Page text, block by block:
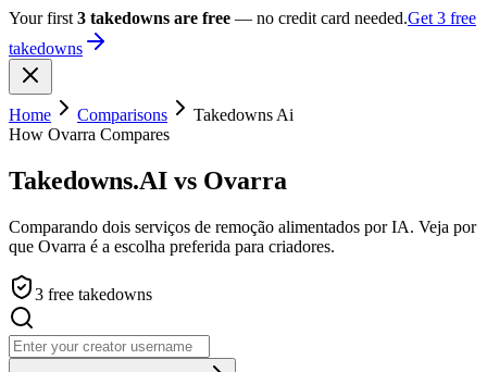
Your first 3 takedowns are free — no credit card needed.Get 3 free
takedowns
Home Comparisons
Takedowns Ai
How Ovarra Compares
Takedowns.AI vs Ovarra
Comparando dois serviços de remoção alimentados por IA. Veja por
que Ovarra é a escolha preferida para criadores.
3 free takedowns